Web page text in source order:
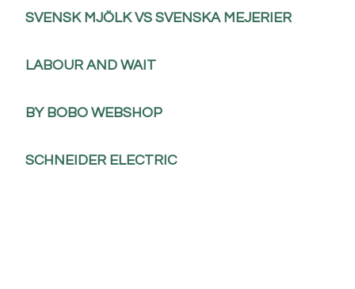
SVENSK MJÖLK VS SVENSKA MEJERIER
LABOUR AND WAIT
BY BOBO WEBSHOP
SCHNEIDER ELECTRIC